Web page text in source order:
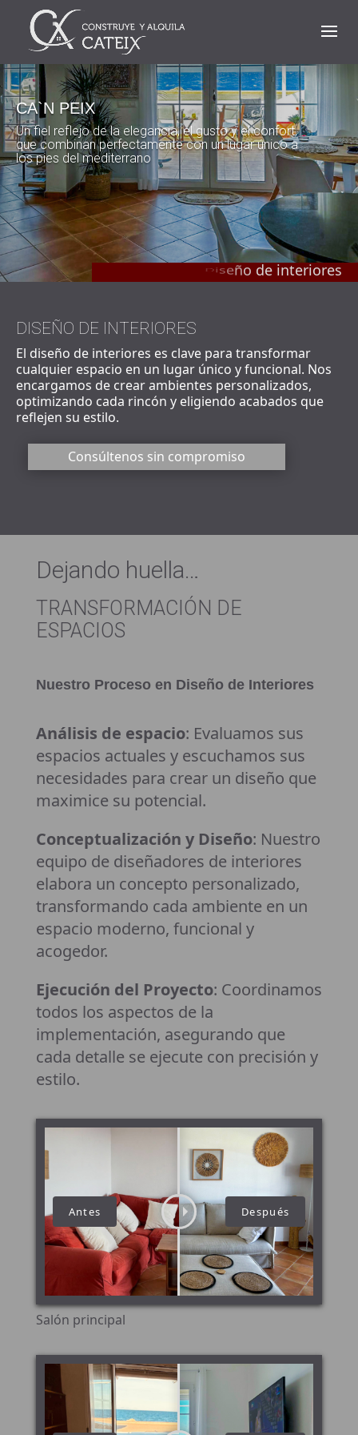
CA`N PEIX
Un fiel reflejo de la elegancia, el gusto y el confort,
que combinan perfectamente con un lugar único a
los pies del mediterrano
DISEÑO DE INTERIORES
El diseño de interiores es clave para transformar
cualquier espacio en un lugar único y funcional. Nos
encargamos de crear ambientes personalizados,
optimizando cada rincón y eligiendo acabados que
reflejen su estilo.
Consúltenos sin compromiso
Dejando huella…
TRANSFORMACIÓN DE
ESPACIOS
Nuestro Proceso en Diseño de Interiores
Análisis de espacio: Evaluamos sus
espacios actuales y escuchamos sus
necesidades para crear un diseño que
maximice su potencial.
Conceptualización y Diseño: Nuestro
equipo de diseñadores de interiores
elabora un concepto personalizado,
transformando cada ambiente en un
espacio moderno, funcional y
acogedor.
Ejecución del Proyecto: Coordinamos
todos los aspectos de la
implementación, asegurando que
cada detalle se ejecute con precisión y
estilo.
Salón principal